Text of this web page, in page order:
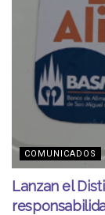
COMUNICADOS
Lanzan el